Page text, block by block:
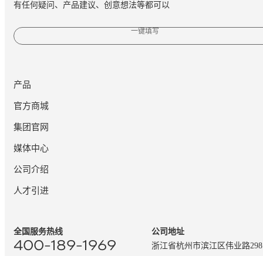
有任何疑问、产品建议、创意想法等都可以
一键填写
产品
官方商城
集团官网
媒体中心
公司介绍
人才引进
全国服务热线
400-189-1969
公司地址
浙江省杭州市滨江区伟业路